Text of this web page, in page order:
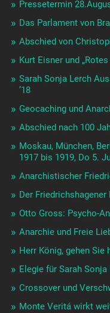
Pressetermin
Das Parlament von
Abschied von
Kurt Eisner und „Rotes
Sarah Sonja Lerch
’18
Geocaching und
Abschied nach 100
Moskau, München,
1917 bis 1919, Do 5.
Anarchistischer
Der Friedrichshagener
Otto Gross: Psycho-
Anarchie und Freie
Herr König, gehen
Elegie für Sarah Sonja
Crossover und
Monte Veritá wirkt